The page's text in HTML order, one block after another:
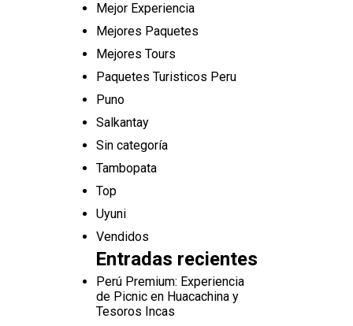
Mejor Experiencia
Mejores Paquetes
Mejores Tours
Paquetes Turisticos Peru
Puno
Salkantay
Sin categoría
Tambopata
Top
Uyuni
Vendidos
Entradas recientes
Perú Premium: Experiencia
de Picnic en Huacachina y
Tesoros Incas